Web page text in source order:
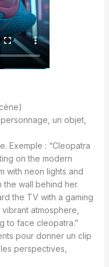
un objet,
Exemple : “Cleopatra
on the modern
with neon lights and
the wall behind her.
the TV with a gaming
atmosphere,
to face cleopatra.”
pour donner un clip
perspectives,